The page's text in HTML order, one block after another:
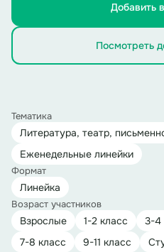
Добавить
Посмотреть
Тематика
Литература, театр,
Еженедельные линейки
Формат
Линейка
Возраст участников
Взрослые 1-2 класс 3-4
7-8 класс
9-11 класс